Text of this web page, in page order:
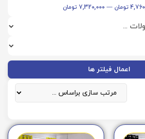
تومان —
7,320,000 تومان
اعمال فیلتر ها